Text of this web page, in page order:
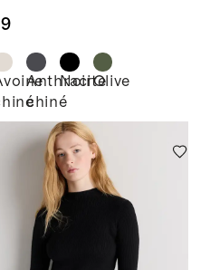
en
et
Anthracite
chiné
NoirOlive